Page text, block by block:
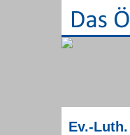
Ev.-